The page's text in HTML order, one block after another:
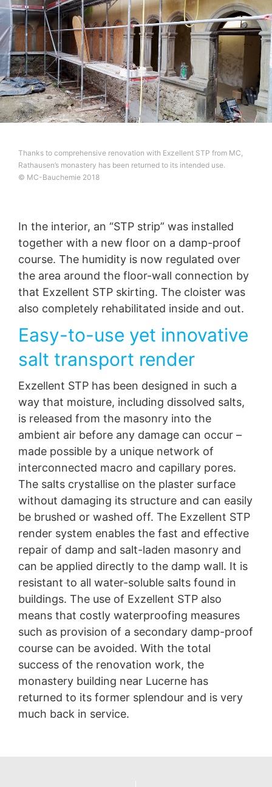
Thanks to comprehensive renovation with Exzellent STP from MC,
Rathausen’s monastery has been returned to its intended use.
© MC-Bauchemie 2018
In the interior, an “STP strip” was installed
together with a new floor on a damp-proof
course. The humidity is now regulated over
the area around the floor-wall connection by
that Exzellent STP skirting. The cloister was
also completely rehabilitated inside and out.
Easy-to-use yet innovative
salt transport render
Exzellent STP has been designed in such a
way that moisture, including dissolved salts,
is released from the masonry into the
ambient air before any damage can occur –
made possible by a unique network of
interconnected macro and capillary pores.
The salts crystallise on the plaster surface
without damaging its structure and can easily
be brushed or washed off. The Exzellent STP
render system enables the fast and effective
repair of damp and salt-laden masonry and
can be applied directly to the damp wall. It is
resistant to all water-soluble salts found in
buildings. The use of Exzellent STP also
means that costly waterproofing measures
such as provision of a secondary damp-proof
course can be avoided. With the total
success of the renovation work, the
monastery building near Lucerne has
returned to its former splendour and is very
much back in service.
бъдат коригирани, блокирани или изтрити.